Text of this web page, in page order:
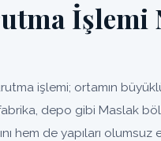
İşlemi
işlemi; ortamın
fabrika, depo gibi Maslak
hem de yapıları